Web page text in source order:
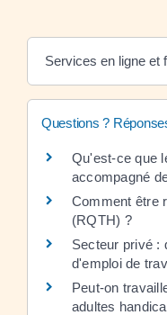
Services en ligne et
Questions ?
Qu'est-ce que
accompagné
Comment être
(RQTH) ?
Secteur privé :
d'emploi de
Peut-on
adultes